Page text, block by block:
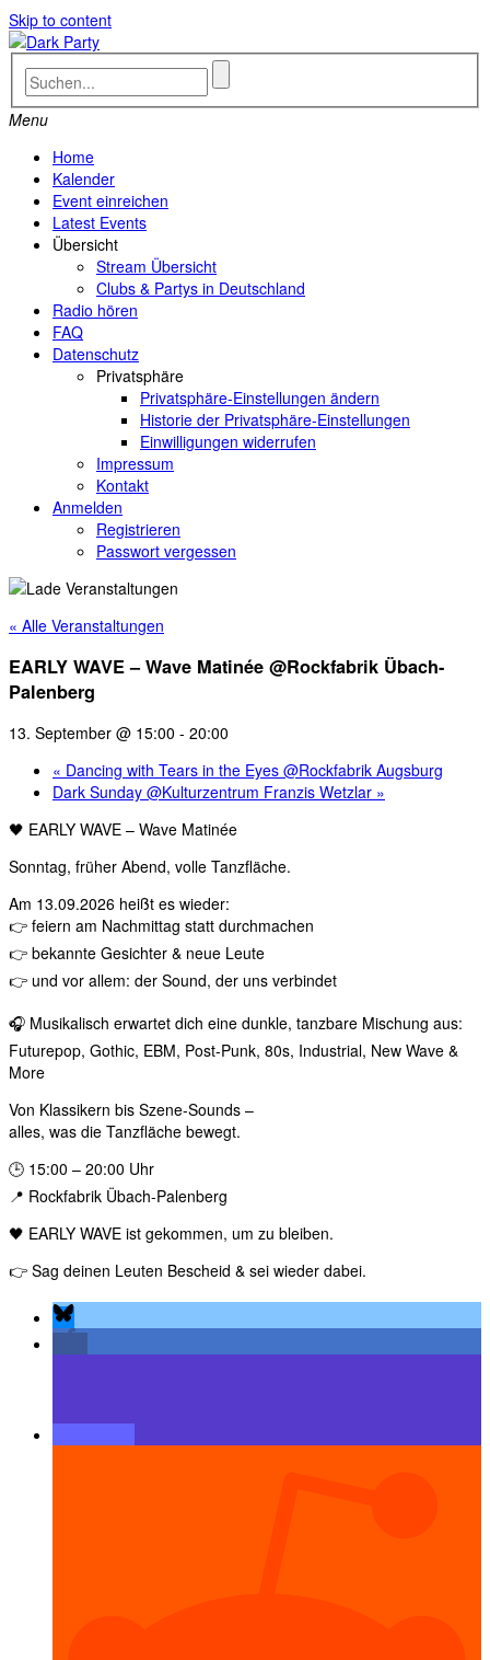
Skip to content
Menu
Home
Kalender
Event einreichen
Latest Events
Übersicht
Stream Übersicht
Clubs & Partys in Deutschland
Radio hören
FAQ
Datenschutz
Privatsphäre
Privatsphäre-Einstellungen ändern
Historie der Privatsphäre-Einstellungen
Einwilligungen widerrufen
Impressum
Kontakt
Anmelden
Registrieren
Passwort vergessen
« Alle Veranstaltungen
EARLY WAVE – Wave Matinée @Rockfabrik Übach-
Palenberg
13. September @ 15:00 - 20:00
« Dancing with Tears in the Eyes @Rockfabrik Augsburg
Dark Sunday @Kulturzentrum Franzis Wetzlar »
🖤 EARLY WAVE – Wave Matinée
Sonntag, früher Abend, volle Tanzfläche.
Am 13.09.2026 heißt es wieder:
👉 feiern am Nachmittag statt durchmachen
👉 bekannte Gesichter & neue Leute
👉 und vor allem: der Sound, der uns verbindet
🎧 Musikalisch erwartet dich eine dunkle, tanzbare Mischung aus:
Futurepop, Gothic, EBM, Post-Punk, 80s, Industrial, New Wave &
More
Von Klassikern bis Szene-Sounds –
alles, was die Tanzfläche bewegt.
🕒 15:00 – 20:00 Uhr
📍 Rockfabrik Übach-Palenberg
🖤 EARLY WAVE ist gekommen, um zu bleiben.
👉 Sag deinen Leuten Bescheid & sei wieder dabei.